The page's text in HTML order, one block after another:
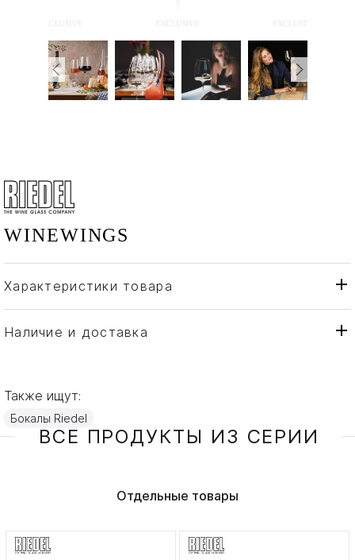
WINEWINGS
Характеристики товара
Бренд
Riedel
Страна производителя
Наличие и доставка
Также ищут:
Бокалы Riedel
ВСЕ ПРОДУКТЫ ИЗ СЕРИИ
Отдельные товары